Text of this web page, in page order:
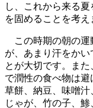
し、これから来る
を固めることを考え
この時期の朝の運
が、あまり汗をか
とが大切です。ま
で潤性の食べ物は
草餅、納豆、味噌
じゃが、竹の子、